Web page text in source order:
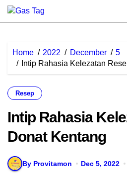
Skip
Home 2022 December
5
Intip Rahasia Kelezatan
Resep
Intip Rahasia
Donat Kentang
By Provitamon Dec 5, 2022